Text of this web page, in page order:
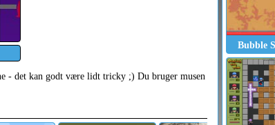
- det kan godt være lidt tricky ;) Du bruger musen
Bubble